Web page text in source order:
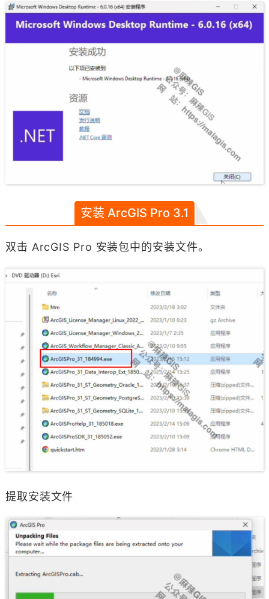
安装 ArcGIS Pro 3.1
双击 ArcGIS Pro 安装包中的安装文件。
提取安装文件